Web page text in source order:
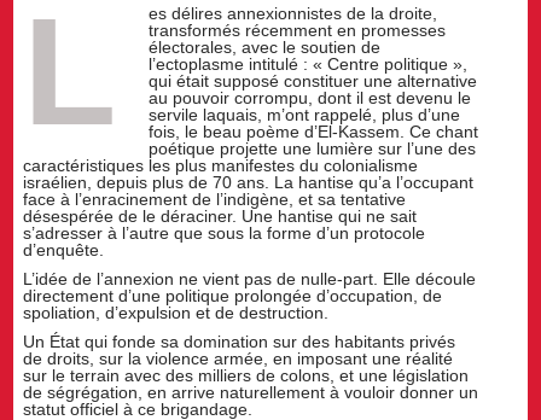
L
es délires annexionnistes de la droite,
transformés récemment en promesses
électorales, avec le soutien de
l’ectoplasme intitulé : « Centre politique »,
qui était supposé constituer une alternative
au pouvoir corrompu, dont il est devenu le
servile laquais, m’ont rappelé, plus d’une
fois, le beau poème d’El-Kassem. Ce chant
poétique projette une lumière sur l’une des
caractéristiques les plus manifestes du colonialisme
israélien, depuis plus de 70 ans. La hantise qu’a l’occupant
face à l’enracinement de l’indigène, et sa tentative
désespérée de le déraciner. Une hantise qui ne sait
s’adresser à l’autre que sous la forme d’un protocole
d’enquête.
L’idée de l’annexion ne vient pas de nulle-part. Elle découle
directement d’une politique prolongée d’occupation, de
spoliation, d’expulsion et de destruction.
Un État qui fonde sa domination sur des habitants privés
de droits, sur la violence armée, en imposant une réalité
sur le terrain avec des milliers de colons, et une législation
de ségrégation, en arrive naturellement à vouloir donner un
statut officiel à ce brigandage.